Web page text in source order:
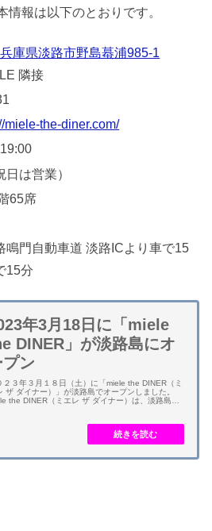
情報は以下のとおりです。
庫県淡路市野島蟇浦985-1
隣接
miele-the-diner.com/
は営業）
65席
鳴門自動車道 淡路ICより車で15
15分
年3月18日に「miele
DINER」が淡路島にオ
プン
２３年３月１８日（土）に「miele the DINER（ミ
ザ ダイナー）」が淡路島でオープンしました。
the DINER（ミエレ ザ ダイナー）は、淡路島の